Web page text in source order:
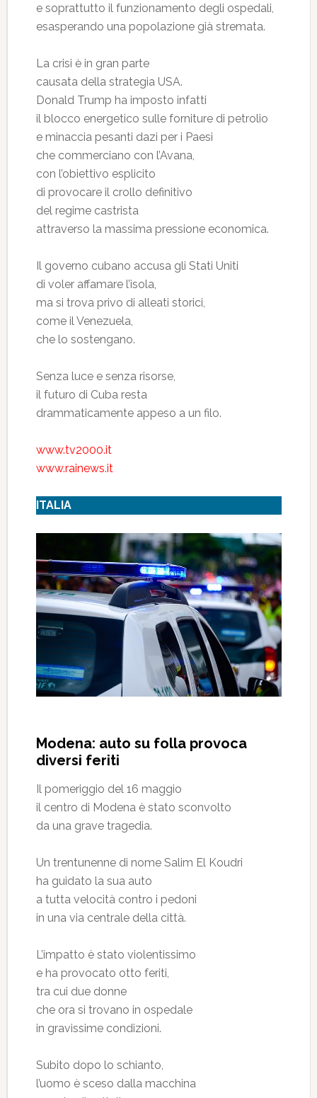
e soprattutto il funzionamento degli ospedali,
esasperando una popolazione già stremata.
La crisi è in gran parte
causata della strategia USA.
Donald Trump ha imposto infatti
il blocco energetico sulle forniture di petrolio
e minaccia pesanti dazi per i Paesi
che commerciano con l’Avana,
con l’obiettivo esplicito
di provocare il crollo definitivo
del regime castrista
attraverso la massima pressione economica.
Il governo cubano accusa gli Stati Uniti
di voler affamare l’isola,
ma si trova privo di alleati storici,
come il Venezuela,
che lo sostengano.
Senza luce e senza risorse,
il futuro di Cuba resta
drammaticamente appeso a un filo.
www.tv2000.it
www.rainews.it
ITALIA
Modena: auto su folla provoca
diversi feriti
Il pomeriggio del 16 maggio
il centro di Modena è stato sconvolto
da una grave tragedia.
Un trentunenne di nome Salim El Koudri
ha guidato la sua auto
a tutta velocità contro i pedoni
in una via centrale della città.
L’impatto è stato violentissimo
e ha provocato otto feriti,
tra cui due donne
che ora si trovano in ospedale
in gravissime condizioni.
Subito dopo lo schianto,
l’uomo è sceso dalla macchina